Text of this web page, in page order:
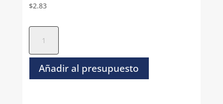
$2.83
Estructural
F436
Negra
-
Añadir al presupuesto